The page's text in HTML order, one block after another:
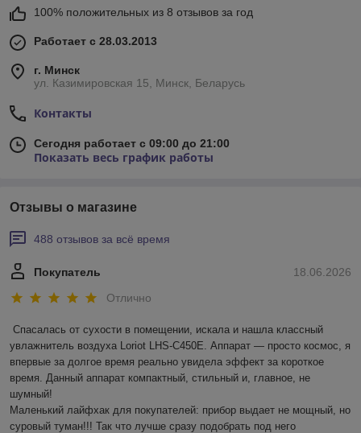
100% положительных из 8 отзывов за год
Работает с 28.03.2013
г. Минск
ул. Казимировская 15, Минск, Беларусь
Контакты
Сегодня работает с 09:00 до 21:00
Показать весь график работы
Отзывы о магазине
488 отзывов за всё время
18.06.2026
Покупатель
Отлично
Спасалась от сухости в помещении, искала и нашла классный
увлажнитель воздуха Loriot LHS-C450E. Аппарат — просто космос, я
впервые за долгое время реально увидела эффект за короткое
время. Данный аппарат компактный, стильный и, главное, не
шумный!
Маленький лайфхак для покупателей: прибор выдает не мощный, но
суровый туман!!! Так что лучше сразу подобрать под него